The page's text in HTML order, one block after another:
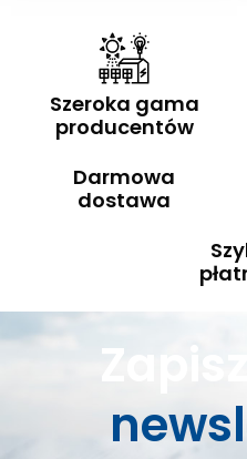
Szeroka gama
producentów
Darmowa
dostawa